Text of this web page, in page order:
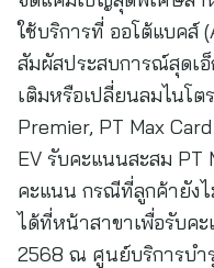
ใช้บริการที่ ออโต้แบคส์
สัมผัสประสบการณ์สุดเ
เติมหรือเปลี่ยนลมไนโต
Premier, PT Max
EV รับคะแนนสะสม PT
คะแนน กรณีที่ลูกค้ายัง
ได้ที่หน้าสาขาเพื่อรับค
2568 ณ ศูนย์บริการบำ